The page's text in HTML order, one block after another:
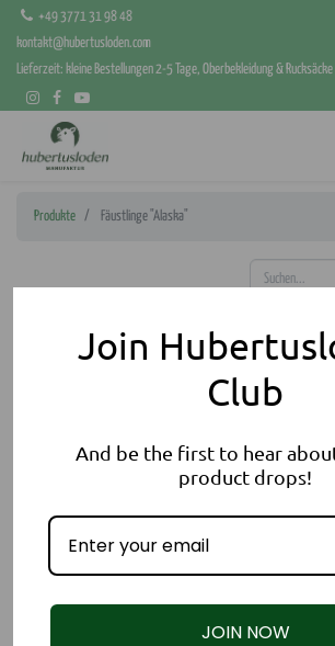
+49 3771 31 98 48
kontakt@hubertusloden.com
Lieferzeit: kleine Bestellungen 2-5 Tage, Oberbekleidung & Rucksäcke
Produkte Fäustlinge "Alaska"
Join
Club
And be the first to hear
product drops!
JOIN NOW